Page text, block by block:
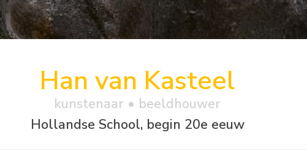
Han van Kasteel
kunstenaar • beeldhouwer
Hollandse School, begin 20e eeuw